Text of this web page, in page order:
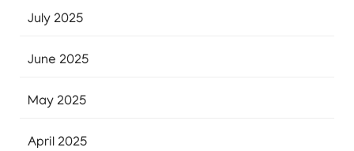
July 2025
June 2025
May 2025
April 2025